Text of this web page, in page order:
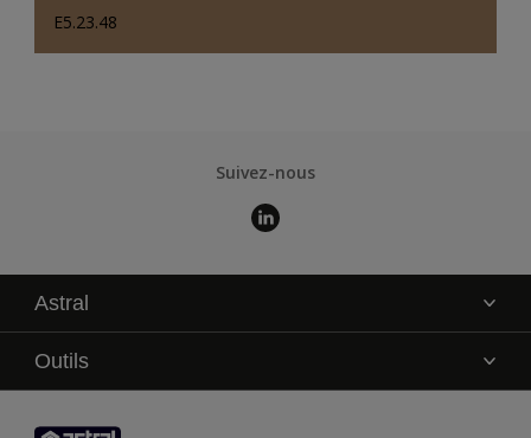
E5.23.48
Suivez-nous
Astral
La marque
Service technique
Contact
Outils